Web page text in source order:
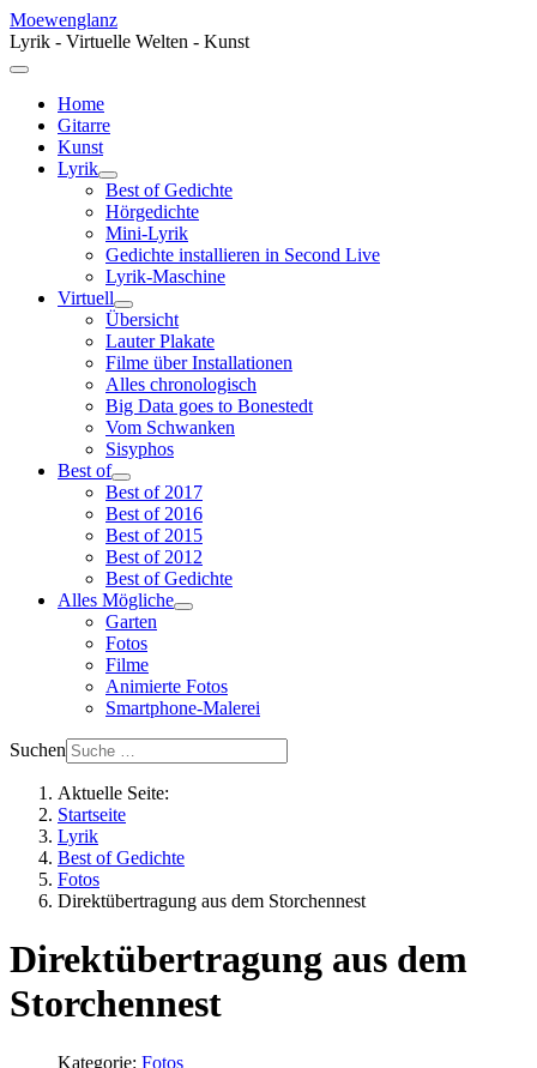
Moewenglanz
Lyrik - Virtuelle Welten - Kunst
Home
Gitarre
Kunst
Lyrik
Best of Gedichte
Hörgedichte
Mini-Lyrik
Gedichte installieren in Second Live
Lyrik-Maschine
Virtuell
Übersicht
Lauter Plakate
Filme über Installationen
Alles chronologisch
Big Data goes to Bonestedt
Vom Schwanken
Sisyphos
Best of
Best of 2017
Best of 2016
Best of 2015
Best of 2012
Best of Gedichte
Alles Mögliche
Garten
Fotos
Filme
Animierte Fotos
Smartphone-Malerei
Suchen
Aktuelle Seite:
Startseite
Lyrik
Best of Gedichte
Fotos
Direktübertragung aus dem Storchennest
Direktübertragung aus dem
Storchennest
Kategorie: Fotos